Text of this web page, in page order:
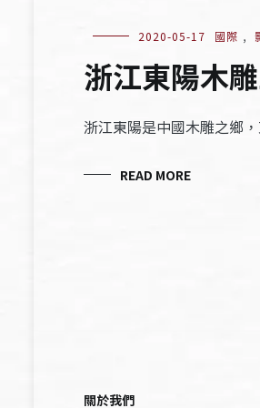
2020-05-17 國際 ,
浙江東陽木
浙江東陽是中國木雕之鄉
READ MORE
關於我們